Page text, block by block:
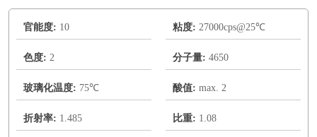
官能度: 10 粘度: 27000cps@25℃
色度: 2 分子量: 4650
玻璃化温度: 75℃ 酸值: max. 2
折射率: 1.485 比重: 1.08